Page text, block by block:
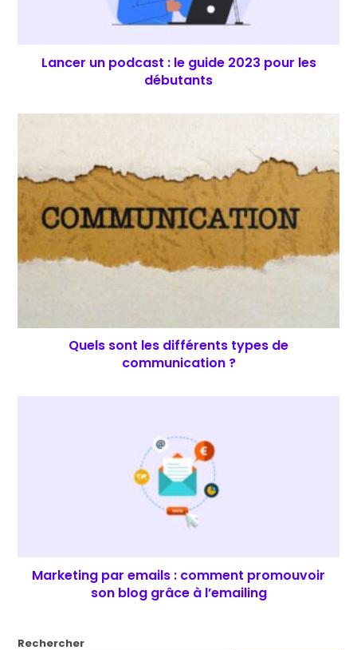
Lancer un podcast : le guide 2023 pour les
débutants
Quels sont les différents types de
communication ?
Marketing par emails : comment promouvoir
son blog grâce à l’emailing
Rechercher